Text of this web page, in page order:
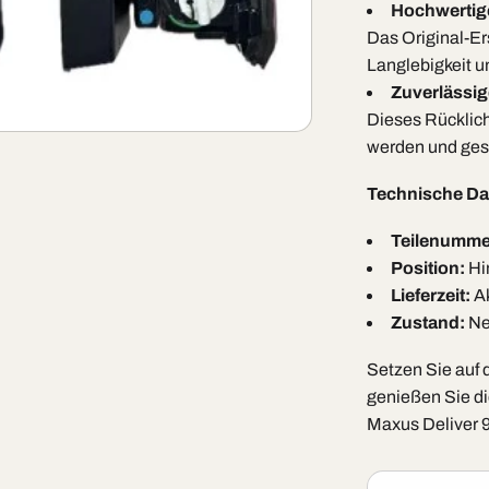
Das Original-
Langlebigkeit
Dieses
werden und
Technische
Position:
Lieferzeit:
Zustand:
Setzen Sie auf
genießen Sie
Maxus Deliver